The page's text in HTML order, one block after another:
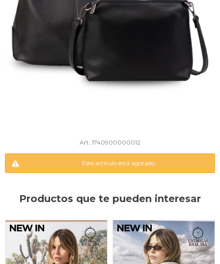
1740900000012
Este artículo está agotado.
Productos que te pueden interesar